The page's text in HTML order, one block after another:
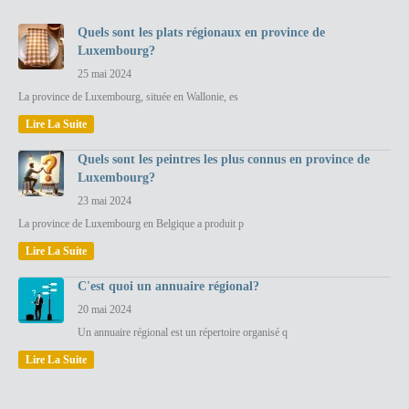
Quels sont les plats régionaux en province de
Luxembourg?
25 mai 2024
La province de Luxembourg, située en Wallonie, es
Lire La Suite
Quels sont les peintres les plus connus en province de
Luxembourg?
23 mai 2024
La province de Luxembourg en Belgique a produit p
Lire La Suite
C'est quoi un annuaire régional?
20 mai 2024
Un annuaire régional est un répertoire organisé q
Lire La Suite